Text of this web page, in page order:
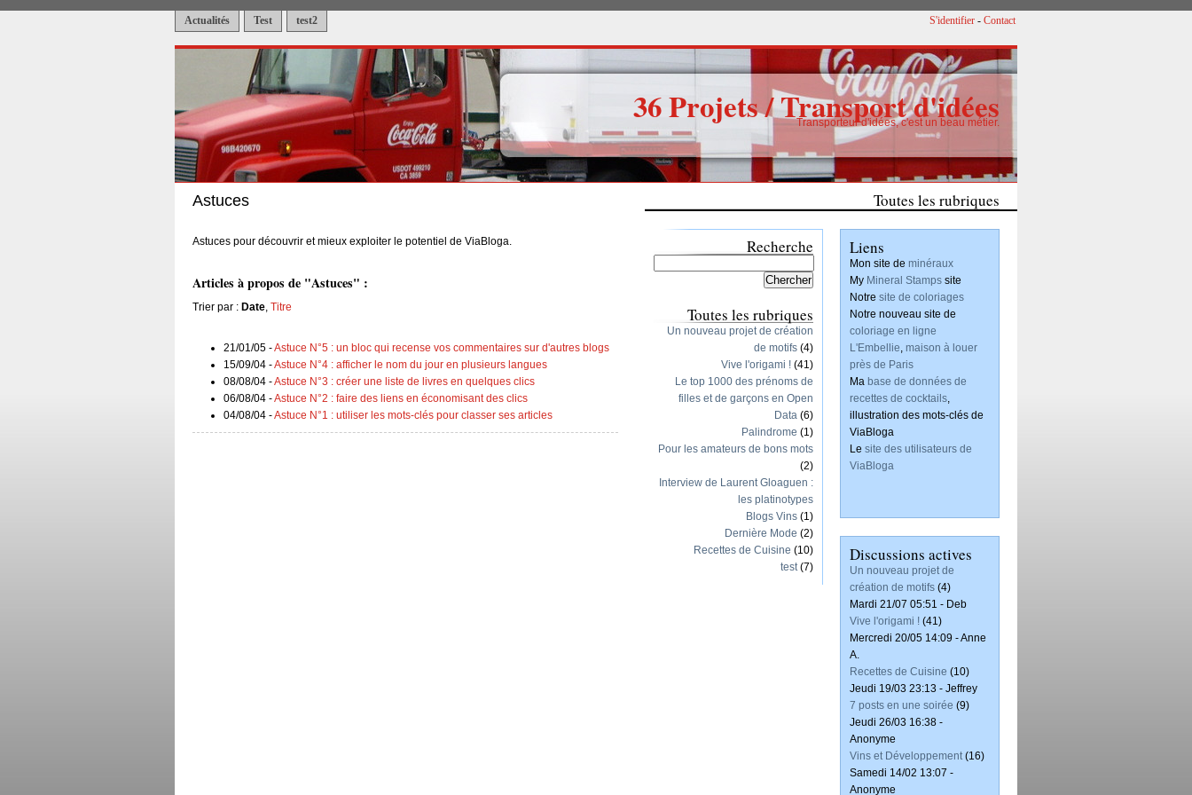
Actualités Test test2 S'identifier - Contact
36 Projets / Transport d'idées
Transporteur d'idées, c'est un beau métier.
Astuces
Astuces pour découvrir et mieux exploiter le potentiel de ViaBloga.
Articles à propos de "Astuces" :
Trier par : Date Titre
21/01/05 -Astuce N°5 : un bloc qui recense vos commentaires sur d'autres blogs
15/09/04 -Astuce N°4 : afficher le nom du jour en plusieurs langues
08/08/04 -Astuce N°3 : créer une liste de livres en quelques clics
06/08/04 -Astuce N°2 : faire des liens en économisant des clics
04/08/04 -Astuce N°1 : utiliser les mots-clés pour classer ses articles
Toutes les rubriques
Un nouveau projet de création de motifs
Recherche
Toutes les rubriques
Un nouveau projet de création
de motifs (4)
Vive l'origami ! (41)
Le top 1000 des prénoms de
filles et de garçons en Open
Data (6)
Palindrome (1)
Pour les amateurs de bons mots
(2)
Interview de Laurent Gloaguen :
les platinotypes
Blogs Vins (1)
Dernière Mode (2)
Recettes de Cuisine (10)
test(7)
Liens
Mon site de minéraux
My Mineral Stamps site
Notre site de coloriages
Notre nouveau site de
coloriage en ligne
L'Embellie, maison à louer
près de Paris
Ma base de données de
recettes de cocktails,
illustration des mots-clés de
ViaBloga
Le site des utilisateurs de
ViaBloga
Discussions actives
Un nouveau projet de
création de motifs (4)
Mardi 21/07 05:51 - Deb
Vive l'origami ! (41)
Mercredi 20/05 14:09 - Anne
A.
Recettes de Cuisine (10)
Jeudi 19/03 23:13 - Jeffrey
7 posts en une soirée (9)
Jeudi 26/03 16:38 -
Anonyme
Vins et Développement(16)
Samedi 14/02 13:07 -
Anonyme